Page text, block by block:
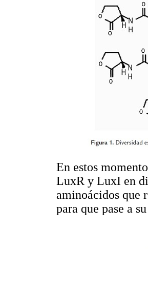
En estos
LuxR y LuxI en
aminoácidos que
para que pase a